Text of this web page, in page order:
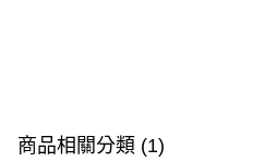
商品相關分類 (1)